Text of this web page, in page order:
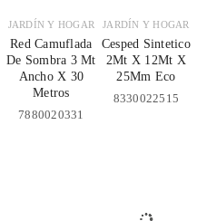
JARDÍN Y HOGAR
Red Camuflada
De Sombra 3 Mt
Ancho X 30
Metros
7880020331
JARDÍN Y HOGAR
Cesped Sintetico
2Mt X 12Mt X
25Mm Eco
8330022515